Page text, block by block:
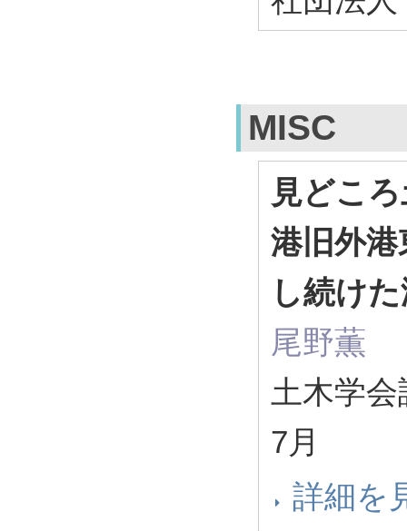
MISC
見どこ
港旧外
し続け
尾野薫
土木学
7月
詳細を